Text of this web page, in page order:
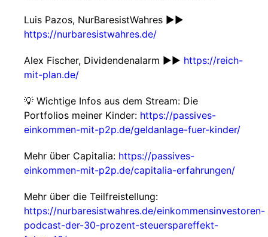
Luis Pazos, NurBaresistWahres ►►
https://nurbaresistwahres.de/
Alex Fischer, Dividendenalarm ►► https://reich-
mit-plan.de/
💡 Wichtige Infos aus dem Stream: Die
Portfolios meiner Kinder: https://passives-
einkommen-mit-p2p.de/geldanlage-fuer-kinder/
Mehr über Capitalia: https://passives-
einkommen-mit-p2p.de/capitalia-erfahrungen/
Mehr über die Teilfreistellung:
https://nurbaresistwahres.de/einkommensinvestoren-
podcast-der-30-prozent-steuerspareffekt-